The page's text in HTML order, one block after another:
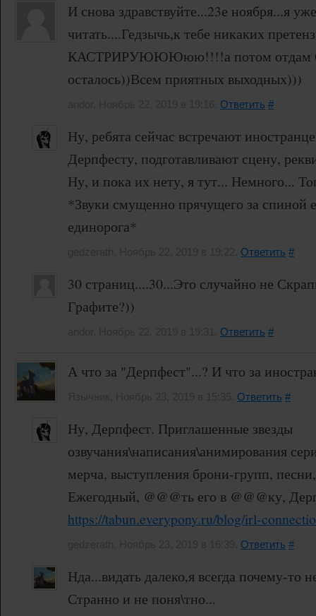
И снова здравствуйте...23е ноября...я
читать....Гедзычь,к тебе никаких
КАСТРИРУЮЮЮюю!!!!а потом отдам
осталось))Всем приятных выходных)))
Ответить #
Ну, ребята сейчас встречают
Дерпфесту, подготавливают сцену,
Ну, и пока их нету, я тут... Немного...
*Звуки смущенно прячущего за спиной
единорога*
Ответить #
30 страниц....30...Это случайно не
Графите?))
Ответить #
А что за "Дерпфест"...? И что за
Ответить #
Ну, Дерпфест. Приглашенные звезды
озвучания\написания\анимирования
мерча, выступления брони-групп,
Ежегодный, @@@ть его в @@@ку,
https://tabun.everypony.ru/blog/irl-
Ответить #
Нда...видать далеко,я всегда почему-то
Странно и не поня\тно...